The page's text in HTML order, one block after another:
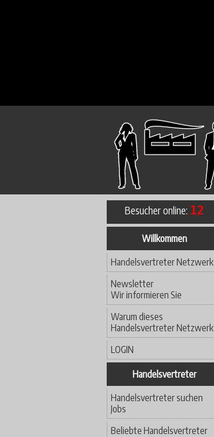
Besucher online: 12
Willkommen
Handelsvertreter Netzwerk
Newsletter
Wir informieren Sie
Warum dieses
Handelsvertreter Netzwerk
LOGIN
Handelsvertreter
Handelsvertreter suchen
Jobs
Beliebte Handelsvertreter